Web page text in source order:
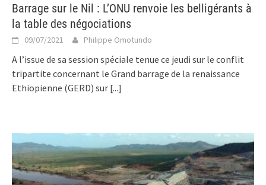
Barrage sur le Nil : L’ONU renvoie les belligérants à
la table des négociations
09/07/2021 Philippe Omotundo
A l’issue de sa session spéciale tenue ce jeudi sur le conflit
tripartite concernant le Grand barrage de la renaissance
Ethiopienne (GERD) sur [...]